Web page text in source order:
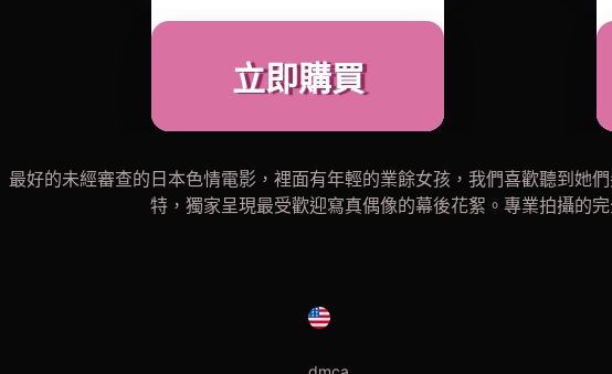
立即購買
最好的未經審查的日本色情電影，裡面有年輕的業餘女孩，我們喜歡聽到她
特，獨家呈現最受歡迎寫真偶像的幕後花絮。專業拍攝的